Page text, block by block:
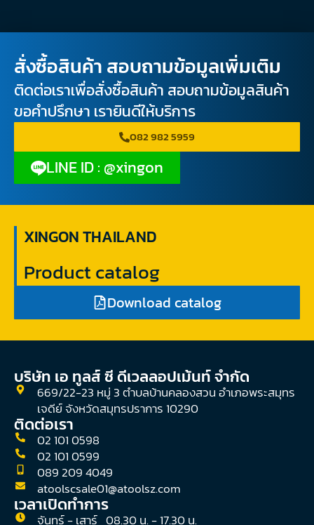
สั่งซื้อสินค้า สอบถามข้อมูลเพิ่มเติม
ติดต่อเราเพื่อสั่งซื้อสินค้า สอบถามข้อมูลสินค้า
ขอคำปรึกษา เรายินดีให้บริการ
082 982 5959
LINE ID : @xingon
XINGON THAILAND
Product catalog
Download catalog
บริษัท เอ ทูลส์ ซี ดีเวลลอปเม้นท์ จํากัด
669/22-23 หมู่ 3 ตำบลบ้านคลองสวน อำเภอพระสมุทร
เจดีย์ จังหวัดสมุทรปราการ 10290
ติดต่อเรา
02 101 0598
02 101 0599
089 209 4049
atoolscsale01@atoolsz.com
เวลาเปิดทำการ
จันทร์ - เสาร์ 08.30 น. - 17.30 น.